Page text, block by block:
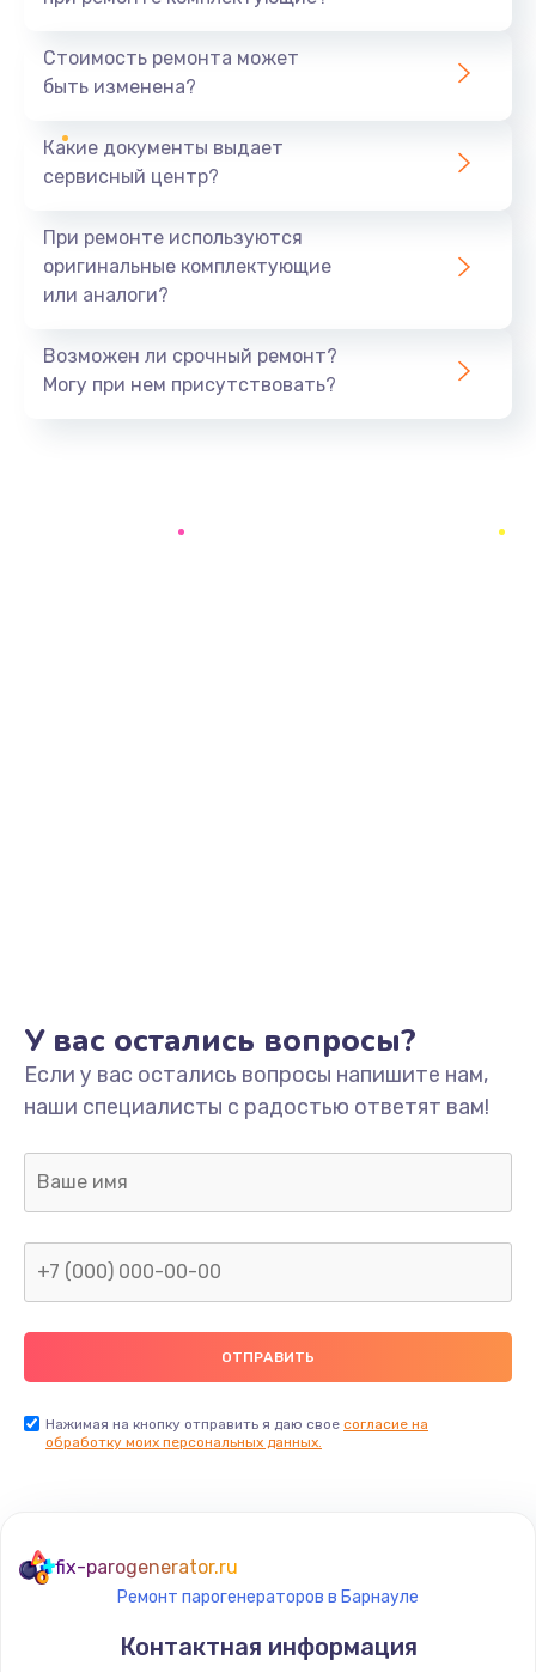
Полный ремонт заварочного блока
Заказать
1000 руб.
Стоимость ремонта может
быть изменена?
Какие документы выдает
сервисный центр?
При ремонте используются
оригинальные комплектующие
или аналоги?
Возможен ли срочный ремонт?
Могу при нем присутствовать?
У вас остались вопросы?
Если у вас остались вопросы напишите нам,
наши специалисты с радостью ответят вам!
Нажимая на кнопку отправить я даю свое согласие на
обработку моих персональных данных.
fix-parogenerator.ru
Ремонт парогенераторов в Барнауле
Контактная информация